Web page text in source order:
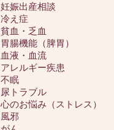
妊娠出産相談
冷え症
貧血・乏血
胃腸機能（脾胃）
血液・血流
アレルギー疾患
不眠
尿トラブル
心のお悩み（ストレス）
風邪